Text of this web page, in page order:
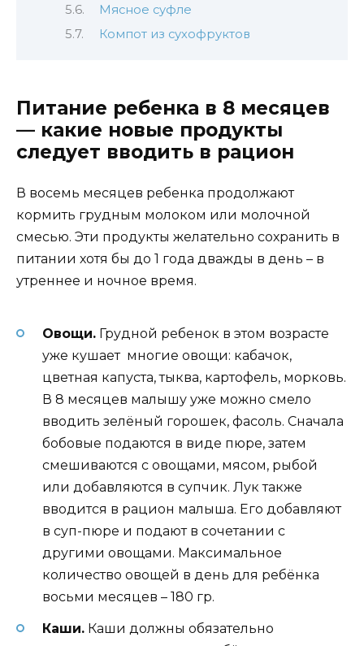
Мясное суфле
Компот из сухофруктов
Питание ребенка в 8 месяцев
— какие новые продукты
следует вводить в рацион
В восемь месяцев ребенка продолжают
кормить грудным молоком или молочной
смесью. Эти продукты желательно сохранить в
питании хотя бы до 1 года дважды в день – в
утреннее и ночное время.
Овощи. Грудной ребенок в этом возрасте
уже кушает многие овощи: кабачок,
цветная капуста, тыква, картофель, морковь.
В 8 месяцев малышу уже можно смело
вводить зелёный горошек, фасоль. Сначала
бобовые подаются в виде пюре, затем
смешиваются с овощами, мясом, рыбой
или добавляются в супчик. Лук также
вводится в рацион малыша. Его добавляют
в суп-пюре и подают в сочетании с
другими овощами. Максимальное
количество овощей в день для ребёнка
восьми месяцев – 180 гр.
Каши. Каши должны обязательно